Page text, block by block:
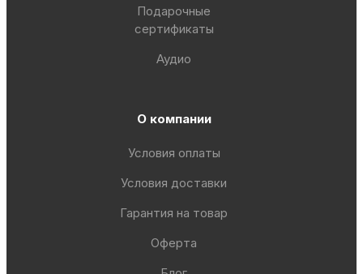
Подарочные
сертификаты
Аудио
О компании
Условия оплаты
Условия доставки
Гарантия на товар
Оферта